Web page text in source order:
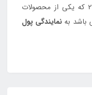
ساخته فریمی اینتکس قطر 76*244 که یکی از محصولات
به نمایندگی پول